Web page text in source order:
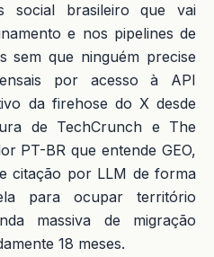
social brasileiro que vai
e nos pipelines de
sem que ninguém precise
por acesso à API
da firehose do X desde
de TechCrunch e The
PT-BR que entende GEO,
citação por LLM de forma
para ocupar território
massiva de migração
18 meses.